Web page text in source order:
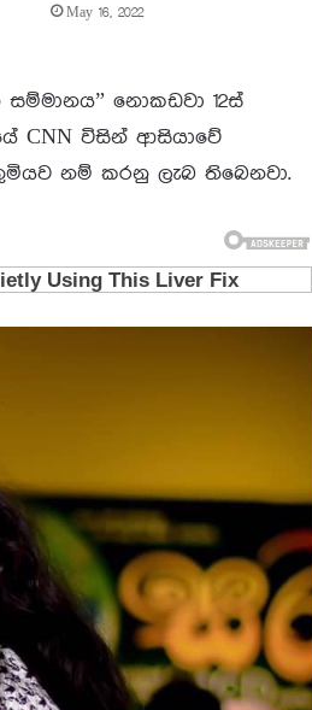
May 16, 2022
නොකඩවා 12ස්
CNN විසින් ආසියාවේ
නම් කරනු ලැබ තිබෙනවා.